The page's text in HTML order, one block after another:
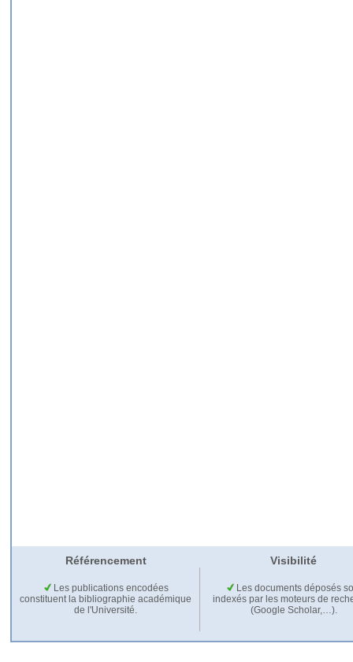
Référencement Visibilité
Les publications encodées
constituent la bibliographie académique
de l'Université.
Les documents déposés
indexés par les moteurs de
(Google Scholar,…).